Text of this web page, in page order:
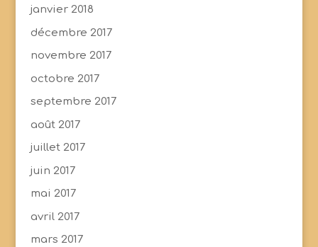
janvier 2018
décembre 2017
novembre 2017
octobre 2017
septembre 2017
août 2017
juillet 2017
juin 2017
mai 2017
avril 2017
mars 2017